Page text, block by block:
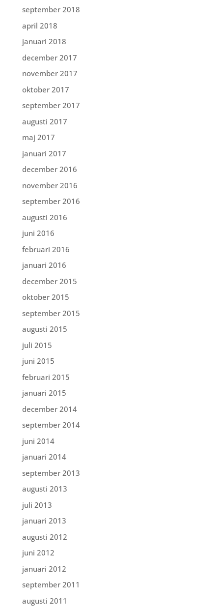
september 2018
april 2018
januari 2018
december 2017
november 2017
oktober 2017
september 2017
augusti 2017
maj 2017
januari 2017
december 2016
november 2016
september 2016
augusti 2016
juni 2016
februari 2016
januari 2016
december 2015
oktober 2015
september 2015
augusti 2015
juli 2015
juni 2015
februari 2015
januari 2015
december 2014
september 2014
juni 2014
januari 2014
september 2013
augusti 2013
juli 2013
januari 2013
augusti 2012
juni 2012
januari 2012
september 2011
augusti 2011